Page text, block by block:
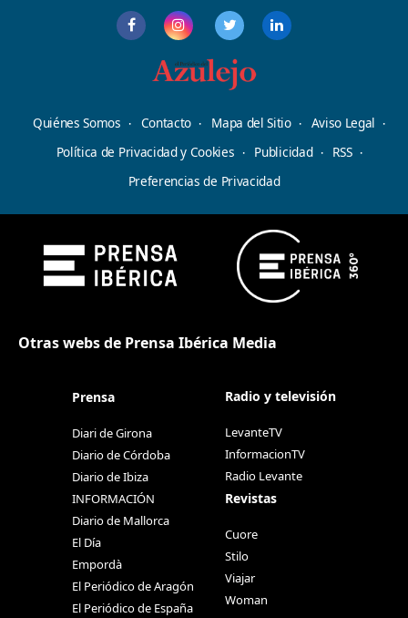
Quiénes Somos Contacto Mapa del Sitio
Aviso Legal
Política de Privacidad y Cookies
Publicidad
RSS
Preferencias de Privacidad
Otras webs de Prensa Ibérica Media
Prensa
Diari de Girona
Diario de Córdoba
Diario de Ibiza
INFORMACIÓN
Diario de Mallorca
El Día
Empordà
El Periódico de Aragón
El Periódico de España
Radio y televisión
LevanteTV
InformacionTV
Radio Levante
Revistas
Cuore
Stilo
Viajar
Woman